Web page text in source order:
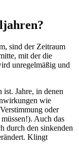
sind der Zeitraum
mit der die
unregelmäßig und
Jahre, in denen
wie
oder
Auch das
durch den sinkenden
Klingt